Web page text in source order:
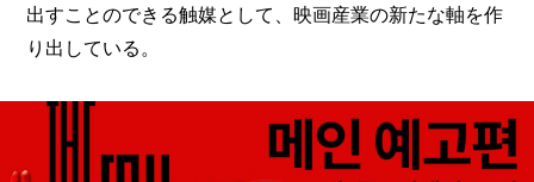
出すことのできる触媒として、映画産業の新たな軸を作
り出している。